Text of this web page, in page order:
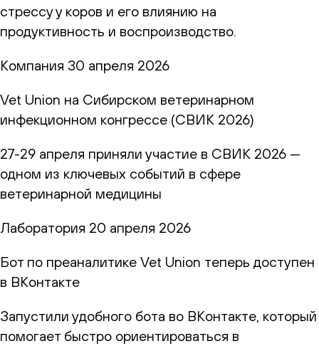
стрессу у коров и его влиянию на
продуктивность и воспроизводство.
Компания 30 апреля 2026
Vet Union на Сибирском ветеринарном
инфекционном конгрессе (СВИК 2026)
27-29 апреля приняли участие в СВИК 2026 —
одном из ключевых событий в сфере
ветеринарной медицины
Лаборатория 20 апреля 2026
Бот по преаналитике Vet Union теперь доступен
в ВКонтакте
Запустили удобного бота во ВКонтакте, который
помогает быстро ориентироваться в